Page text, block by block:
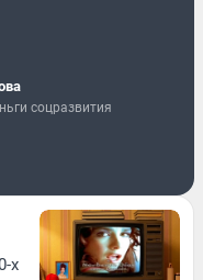
соцразвития
х